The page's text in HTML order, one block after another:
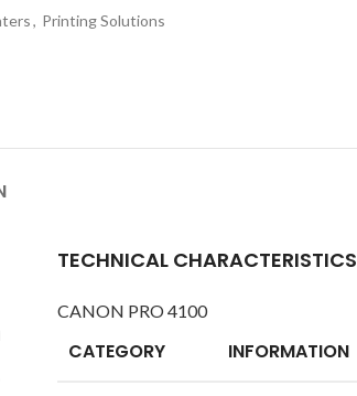
, Printing Solutions
TECHNICAL CHARACTERISTICS
CANON PRO 4100
CATEGORY INFORMATION